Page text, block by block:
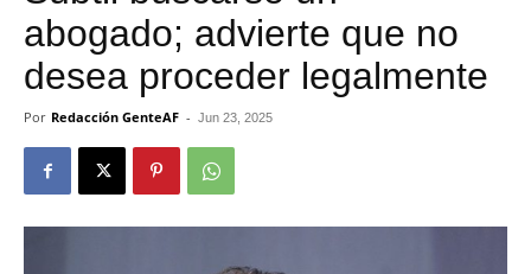
abogado; advierte que no
desea proceder legalmente
Por Redacción GenteAF - Jun 23, 2025